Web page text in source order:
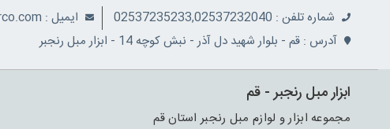
شماره تلفن : 02537235233,02537232040
ايميل : info@ranjbarco.com
آدرس : قم - بلوار شهید دل آذر - نبش کوچه 14 - ابزار مبل رنجبر
ابزار مبل رنجبر - قم
مجموعه ابزار و لوازم مبل رنجبر استان قم